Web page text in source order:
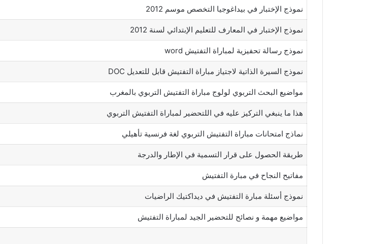
نموذج الإختبار في بيداغوجيا التخصص موسم 2012
نموذج الإختبار في المعارف للتعليم الإبتدائي لسنة 2012
نموذج رسالة تحفيزية لمباراة التفتيش word
نموذج السيرة الذاتية لاجتياز مباراة التفتيش قابل للتعديل DOC
مواضيع البحث التربوي لولوج مباراة التفتيش التربوي بالمغرب
هذا ما ينبغي التركيز عليه في اللتحضير لمباراة التفتيش التربوي
نماذج امتحانات مباراة التفتيش التربوي لغة فرنسية تأهيلي
طريقة الحصول على قرار التسمية في الإطار والدرجة
مفاتيح النجاح في مبارة التفتيش
نموذج أسئلة مبارة التفتيش في ديداكتيك الراضيات
مواضيع مهمة و نصائح للتحضير الجيد لمباراة التفتيش